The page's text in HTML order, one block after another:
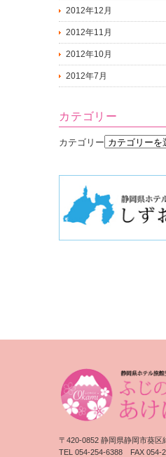
2012年12月
2012年11月
2012年10月
2012年7月
カテゴリー
カテゴリー
〒420-0852 静岡県静岡市葵区
TEL 054-254-6388 FAX 054-